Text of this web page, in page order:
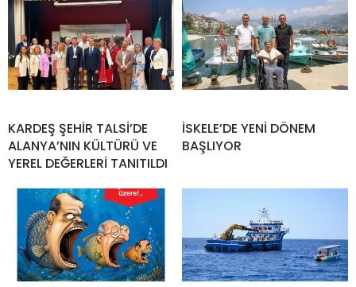
KARDEŞ ŞEHİR TALSİ’DE
ALANYA’NIN KÜLTÜRÜ VE
YEREL DEĞERLERİ TANITILDI
İSKELE’DE YENİ DÖNEM
BAŞLIYOR